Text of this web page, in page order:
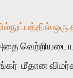
ஒரு
மீதான